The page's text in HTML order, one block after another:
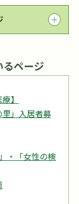
るページ
】
」入居者募
・「女性の検